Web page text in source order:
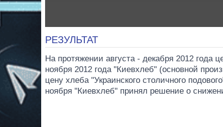
РЕЗУЛЬТАТ
На протяжении августа - декабря 2012
ноября 2012 года "Киевхлеб" (основной
цену хлеба "Украинского столичного
ноября "Киевхлеб" принял решение о